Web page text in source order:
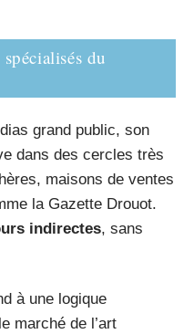
du
grand public, son
dans des cercles très
maisons de ventes
la Gazette Drouot.
indirectes, sans
à une logique
marché de l’art